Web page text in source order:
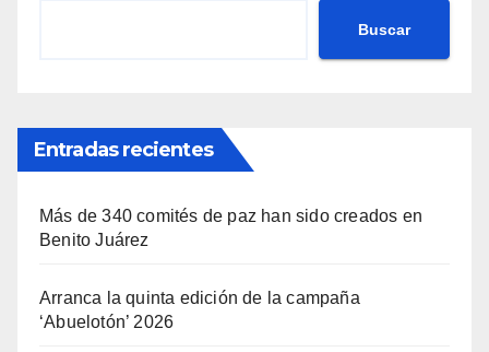
Buscar
Entradas recientes
Más de 340 comités de paz han sido creados en
Benito Juárez
Arranca la quinta edición de la campaña
‘Abuelotón’ 2026